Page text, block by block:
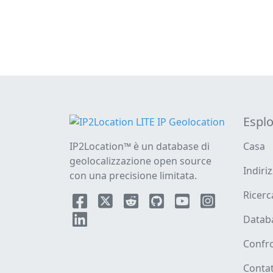
IP2Location™ è un database di
geolocalizzazione open source
con una precisione limitata.
Casa